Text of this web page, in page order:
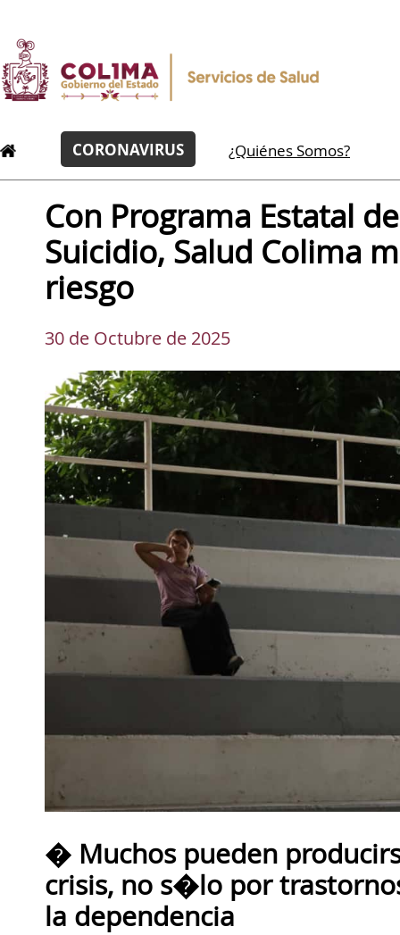
CORONAVIRUS ¿Quiénes Somos?
Con Programa Estatal
Suicidio, Salud Colima
riesgo
30 de Octubre de 2025
� Muchos pueden
crisis, no s�lo por
la dependencia